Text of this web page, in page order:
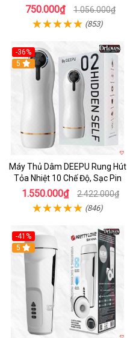
750.000₫ 1.056.000₫
(853)
-36%
Hot
5
Máy Thủ Dâm DEEPU Rung Hút
Tỏa Nhiệt 10 Chế Độ, Sạc Pin
1.550.000₫ 2.422.000₫
(846)
-41%
Hot
5